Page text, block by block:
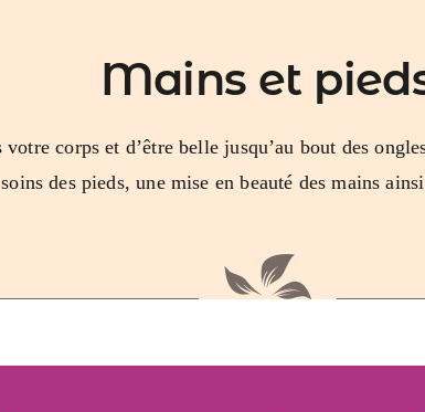
Mains et
votre corps et d’êtrebelle jusqu’au bout des
soins des pieds, une mise en beauté des mains